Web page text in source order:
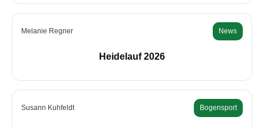
Melanie Regner News
Heidelauf 2026
Susann Kuhfeldt Bogensport